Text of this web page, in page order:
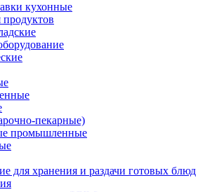
кухонные
пекарные)
промышленные
для хранения и раздачи готовых блюд